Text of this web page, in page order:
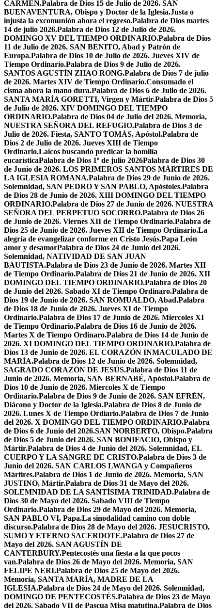
CARMEN.Palabra de Dios 15 de Julio de 2026. SAN
BUENAVENTURA, Obispo y Doctor de la Iglesia.Justa o
injusta la excomunión ahora el regreso.Palabra de Dios martes
14 de julio 2026.Palabra de Dios 12 de Julio de 2026.
DOMINGO XV DEL TIEMPO ORDINARIO.Palabra de Dios
11 de Julio de 2026. SAN BENITO, Abad y Patrón de
Europa.Palabra de Dios 10 de Julio de 2026. Jueves XIV de
Tiempo Ordinario.Palabra de Dios 9 de Julio de 2026.
SANTOS AGUSTÍN ZHAO RONG.Palabra de Dios 7 de julio
de 2026. Martes XIV de Tiempo Ordinario.Consumado el
cisma ahora la mano dura.Palabra de Dios 6 de Julio de 2026.
SANTA MARÍA GORETTI, Virgen y Mártir.Palabra de Dios 5
de Julio de 2026. XIV DOMINGO DEL TIEMPO
ORDINARIO.Palabra de Dios 04 de Julio del 2026. Memoria,
NUESTRA SEÑORA DEL REFUGIO.Palabra de Dios 3 de
Julio de 2026. Fiesta, SANTO TOMÁS, Apóstol.Palabra de
Dios 2 de Julio de 2026. Jueves XIII de Tiempo
Ordinario.Laicos buscando predicar la homilía
eucarísticaPalabra de Dios 1º de julio 2026Palabra de Dios 30
de Junio de 2026. LOS PRIMEROS SANTOS MÁRTIRES DE
LA IGLESIA ROMANA.Palabra de Dios 29 de Junio de 2026.
Solemnidad, SAN PEDRO Y SAN PABLO, Apóstoles.Palabra
de Dios 28 de Junio de 2026. XIII DOMINGO DEL TIEMPO
ORDINARIO.Palabra de Dios 27 de Junio de 2026. NUESTRA
SEÑORA DEL PERPETUO SOCORRO.Palabra de Dios 26
de Junio de 2026. Viernes XII de Tiempo Ordinario.Palabra de
Dios 25 de Junio de 2026. Jueves XII de Tiempo Ordinario.La
alegría de evangelizar conforme en Cristo Jesús.Papa León
amor y desamorPalabra de Dios 24 de Junio del 2026.
Solemnidad, NATIVIDAD DE SAN JUAN
BAUTISTA.Palabra de Dios 23 de Junio de 2026. Martes XII
de Tiempo Ordinario.Palabra de Dios 21 de Junio de 2026. XII
DOMINGO DEL TIEMPO ORDINARIO.Palabra de Dios 20
de Junio del 2026. Sabado XI de Tiempo Ordinaro.Palabra de
Dios 19 de Junio de 2026. SAN ROMUALDO, Abad.Palabra
de Dios 18 de Junio de 2026. Jueves XI de Tiempo
Ordinario.Palabra de Dios 17 de Junio de 2026. Miercoles XI
de Tiempo Ordinario.Palabra de Dios 16 de Junio de 2026.
Martes X de Tiempo Ordinaro.Palabra de Dios 14 de Junio de
2026. XI DOMINGO DEL TIEMPO ORDINARIO.Palabra de
Dios 13 de Junio de 2026. EL CORAZÓN INMACULADO DE
MARÍA.Palabra de Dios 12 de Junio de 2026. Solemnidad,
SAGRADO CORAZÓN DE JESÚS.Palabra de Dios 11 de
Junio de 2026. Memoria, SAN BERNABÉ, Apóstol.Palabra de
Dios 10 de Junio de 2026. Miercoles X de Tiempo
Ordinario.Palabra de Dios 9 de Junio de 2026. SAN EFRÉN,
Diácono y Doctor de la Iglesia.Palabra de Dios 8 de Junio de
2026. Lunes X de Tiempo Ordiario.Palabra de Dios 7 de Junio
del 2026. X DOMINGO DEL TIEMPO ORDINARIO.Palabra
de Dios 6 de Junio del 2026.SAN NORBERTO, Obispo.Palabra
de Dios 5 de Junio del 2026. SAN BONIFACIO, Obispo y
Mártir.Palabra de Dios 4 de Junio del 2026. Solemnidad, EL
CUERPO Y LA SANGRE DE CRISTO.Palabra de Dios 3 de
Junio del 2026. SAN CARLOS LWANGA y Compañeros
Mártires.Palabra de Dios 1 de Junio de 2026. Memoria, SAN
JUSTINO, Mártir.Palabra de Dios 31 de Mayo del 2026.
SOLEMNIDAD DE LA SANTÍSIMA TRINIDAD.Palabra de
Dios 30 de Mayo del 2026. Sabado VIII de Tiempo
Ordinario.Palabra de Dios 29 de Mayo del 2026. Memoria,
SAN PABLO VI, Papa.La sinodalidad camino con doble
discurso.Palabra de Dios 28 de Mayo del 2026. JESUCRISTO,
SUMO Y ETERNO SACERDOTE.Palabra de Dios 27 de
Mayo del 2026. SAN AGUSTÍN DE
CANTERBURY.Pentecostés una fiesta a la que pocos
van.Palabra de Dios 26 de Mayo del 2026. Memoria, SAN
FELIPE NERI.Palabra de Dios 25 de Mayo del 2026.
Memoria, SANTA MARÍA, MADRE DE LA
IGLESIA.Palabra de Dios 24 de Mayo del 2026. Solemnidad,
DOMINGO DE PENTECOSTÉS.Palabra de Dios 23 de Mayo
del 2026. Sábado VII de Pascua Misa matutina.Palabra de Dios